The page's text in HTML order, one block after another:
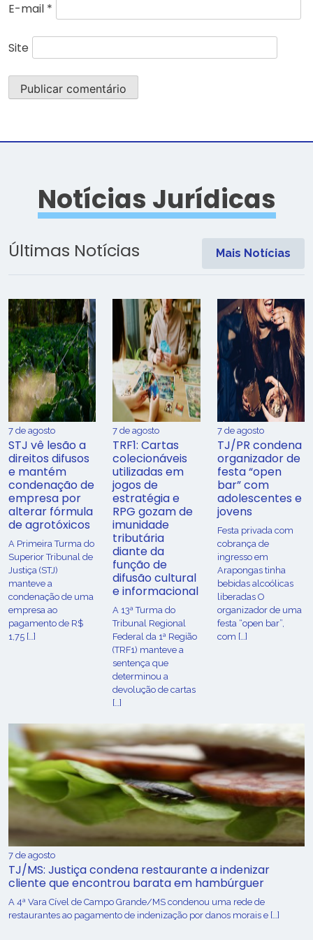
E-mail *
Site
Notícias Jurídicas
Últimas Notícias Mais Notícias
7 de agosto
STJ vê lesão a
direitos difusos
e mantém
condenação de
empresa por
alterar fórmula
de agrotóxicos
​A Primeira Turma do
Superior Tribunal de
Justiça (STJ)
manteve a
condenação de uma
empresa ao
pagamento de R$
1,75 […]
7 de agosto
TRF1: Cartas
colecionáveis
utilizadas em
jogos de
estratégia e
RPG gozam de
imunidade
tributária
diante da
função de
difusão cultural
e informacional
A 13ª Turma do
Tribunal Regional
Federal da 1ª Região
(TRF1) manteve a
sentença que
determinou a
devolução de cartas
[…]
7 de agosto
TJ/PR condena
organizador de
festa “open
bar” com
adolescentes e
jovens
Festa privada com
cobrança de
ingresso em
Arapongas tinha
bebidas alcoólicas
liberadas O
organizador de uma
festa “open bar”,
com […]
7 de agosto
TJ/MS: Justiça condena restaurante a indenizar
cliente que encontrou barata em hambúrguer
A 4ª Vara Cível de Campo Grande/MS condenou uma rede de
restaurantes ao pagamento de indenização por danos morais e […]